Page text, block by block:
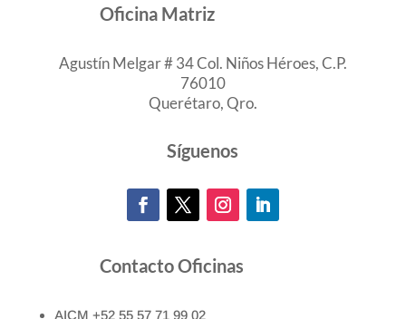
Oficina Matriz
Agustín Melgar # 34 Col. Niños Héroes, C.P.
76010
Querétaro, Qro.
Síguenos
Contacto Oficinas
AICM +52 55 57 71 99 02